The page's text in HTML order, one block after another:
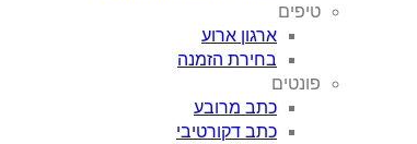
טיפים
ארגון ארוע
בחירת הזמנה
פונטים
כתב מרובע
כתב דקורטיבי